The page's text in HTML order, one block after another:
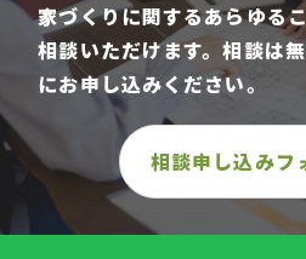
家づくりに関するあらゆる
相談いただけます。相談は
にお申し込みください。
相談申し込みフ